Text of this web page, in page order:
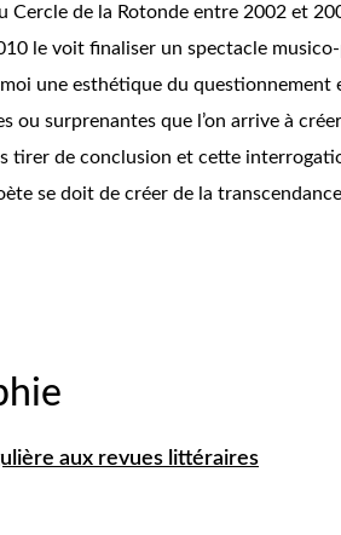
Cercle de la Rotonde entre 2002 et
le voit finaliser un spectacle
une esthétique du questionnement
ou surprenantes que l’on arrive à
tirer de conclusion et cette
se doit de créer de la
aux revues littéraires